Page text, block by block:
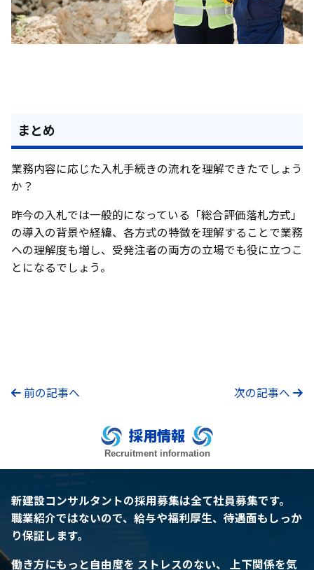
まとめ
業務内容に応じた入札手続きの流れを理解できたでしょう
か？
昨今の入札では一般的になっている「総合評価落札方式」
の導入の背景や経緯、各方式の特徴を理解することで業務
への理解度も増し、受発注者の両方の立場でも役に立つこ
とになるでしょう。
前の記事へ 次の記事へ
採用情報
Recruitment information
新建設コンサルタントの採用募集は全て社員募集です。
職業紹介ではないので、給与や福利厚生、待遇面もしっか
り保証します。
働き方にもっと自由度を ストレスのない、 上下関係を気